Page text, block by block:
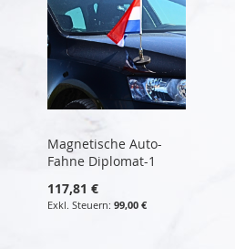
Magnetische Auto-
Fahne Diplomat-1
117,81 €
99,00 €